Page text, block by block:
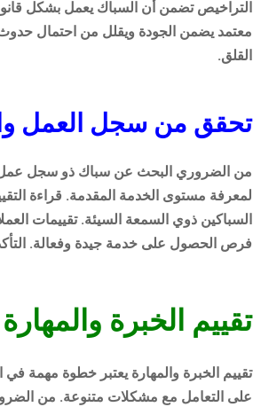
التراخيص تضمن أن السباك يعمل بشكل
معتمد يضمن الجودة ويقلل من احتمال
القلق.
تحقق من سجل العمل
من الضروري البحث عن سباك ذو سجل عمل
لمعرفة مستوى الخدمة المقدمة. قراءة
السباكين ذوي السمعة السيئة. تقييمات
فرص الحصول على خدمة جيدة وفعالة.
تقييم الخبرة والمهارة
تقييم الخبرة والمهارة يعتبر خطوة مهمة
على التعامل مع مشكلات متنوعة. من